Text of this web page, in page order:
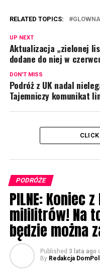
RELATED TOPICS: GLOWNA
UP NEXT
Aktualizacja „zielonej
dodane do niej w
DON'T MISS
Podróż z UK nadal
Tajemniczy komunikat
PODRÓŻE
PILNE: Koniec
mililitrów! Na
będzie można
Published 3 lata ago
By Redakcja